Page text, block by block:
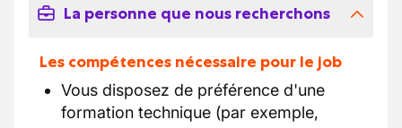
La personne que nous recherchons
Les compétences nécessaire pour le job
Vous disposez de préférence d'une
formation technique (par exemple,